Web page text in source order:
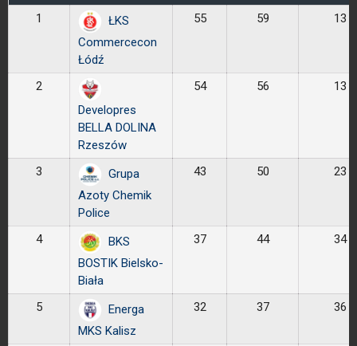
1
ŁKS
Commercecon
Łódź
55 59 13
2
Developres
BELLA DOLINA
Rzeszów
54 56 13
3
Grupa
Azoty Chemik
Police
43 50 23
4
BKS
BOSTIK Bielsko-
Biała
37 44 34
5
Energa
MKS Kalisz
32 37 36